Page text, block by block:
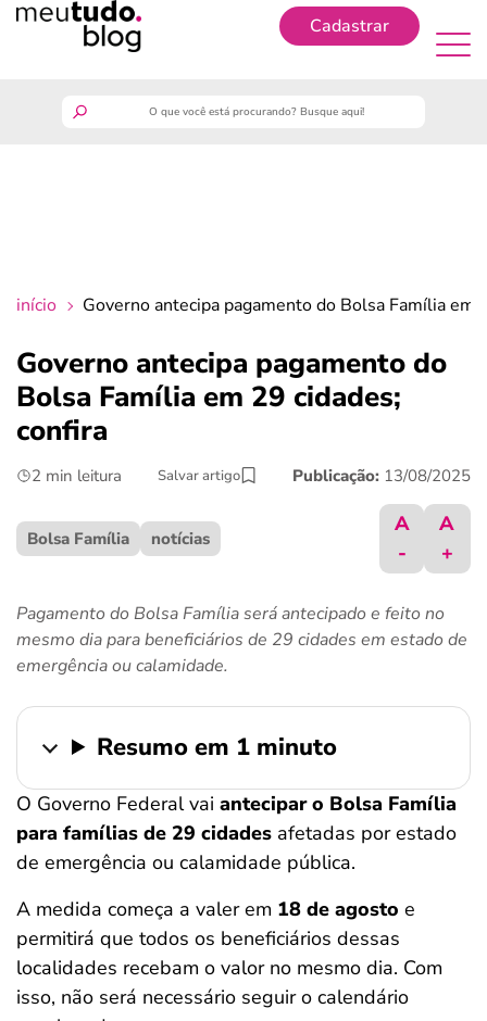
Cadastrar
crédito fácil
início Governo antecipa pagamento do Bolsa Família em
Governo antecipa pagamento do
Bolsa Família em 29 cidades;
confira
2 min leitura Salvar artigo Publicação: 13/08/2025
Bolsa Família notícias
A
-
A
+
Pagamento do Bolsa Família será antecipado e feito no
mesmo dia para beneficiários de 29 cidades em estado de
emergência ou calamidade.
Resumo em 1 minuto
O Governo Federal vai antecipar o Bolsa Família
para famílias de 29 cidades afetadas por estado
de emergência ou calamidade pública.
A medida começa a valer em 18 de agosto e
permitirá que todos os beneficiários dessas
localidades recebam o valor no mesmo dia. Com
isso, não será necessário seguir o calendário